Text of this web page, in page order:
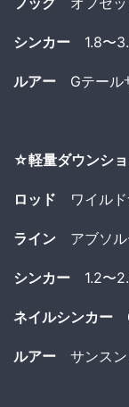
シンカー 1.8〜
ルアー Gテール
☆軽量ダウンシ
ロッド ワイルド
ライン アブソル
シンカー 1.2〜
ネイルシンカー
ルアー サンスン